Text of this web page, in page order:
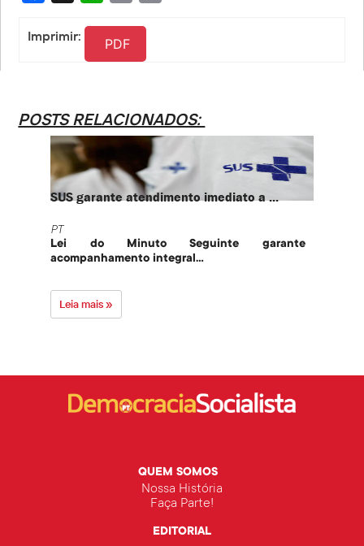
Imprimir: PDF
POSTS RELACIONADOS:
SUS garante atendimento imediato a ...
PT
Lei do Minuto Seguinte garante
acompanhamento integral...
Leia mais »
QUEM SOMOS
Nossa História
Faça Parte!
EDITORIAL